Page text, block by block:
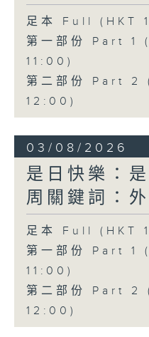
足本 Full (HKT
第一部份 Part 1
11:00)
第二部份 Part 2
12:00)
03/08/2026
是日快樂：
周關鍵詞：
足本 Full (HKT
第一部份 Part 1
11:00)
第二部份 Part 2
12:00)